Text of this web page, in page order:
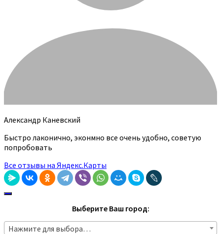
Александр Каневский
Быстро лаконично, эконмно все очень удобно, советую
попробовать
Все отзывы на Яндекс.Карты
Выберите Ваш город:
Нажмите для выбора…